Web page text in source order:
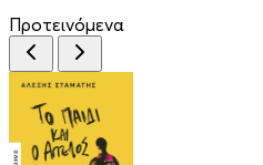
Προτεινόμενα